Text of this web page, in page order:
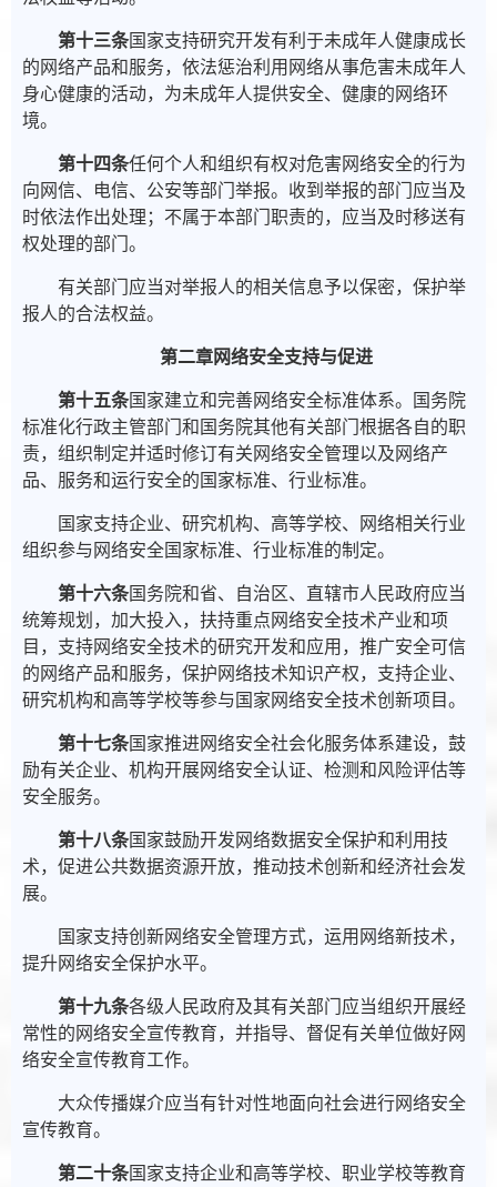
第十三条国家支持研究开发有利于未成年人健康成长
的网络产品和服务，依法惩治利用网络从事危害未成年人
身心健康的活动，为未成年人提供安全、健康的网络环
境。
第十四条任何个人和组织有权对危害网络安全的行为
向网信、电信、公安等部门举报。收到举报的部门应当及
时依法作出处理；不属于本部门职责的，应当及时移送有
权处理的部门。
有关部门应当对举报人的相关信息予以保密，保护举
报人的合法权益。
第二章网络安全支持与促进
第十五条国家建立和完善网络安全标准体系。国务院
标准化行政主管部门和国务院其他有关部门根据各自的职
责，组织制定并适时修订有关网络安全管理以及网络产
品、服务和运行安全的国家标准、行业标准。
国家支持企业、研究机构、高等学校、网络相关行业
组织参与网络安全国家标准、行业标准的制定。
第十六条国务院和省、自治区、直辖市人民政府应当
统筹规划，加大投入，扶持重点网络安全技术产业和项
目，支持网络安全技术的研究开发和应用，推广安全可信
的网络产品和服务，保护网络技术知识产权，支持企业、
研究机构和高等学校等参与国家网络安全技术创新项目。
第十七条国家推进网络安全社会化服务体系建设，鼓
励有关企业、机构开展网络安全认证、检测和风险评估等
安全服务。
第十八条国家鼓励开发网络数据安全保护和利用技
术，促进公共数据资源开放，推动技术创新和经济社会发
展。
国家支持创新网络安全管理方式，运用网络新技术，
提升网络安全保护水平。
第十九条各级人民政府及其有关部门应当组织开展经
常性的网络安全宣传教育，并指导、督促有关单位做好网
络安全宣传教育工作。
大众传播媒介应当有针对性地面向社会进行网络安全
宣传教育。
第二十条国家支持企业和高等学校、职业学校等教育